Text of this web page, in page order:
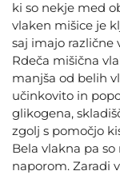
ki so nekje med
vlaken mišice je
saj imajo različne
Rdeča mišična
manjša od belih
učinkovito in
glikogena,
zgolj s pomočjo
Bela vlakna pa
naporom. Zaradi